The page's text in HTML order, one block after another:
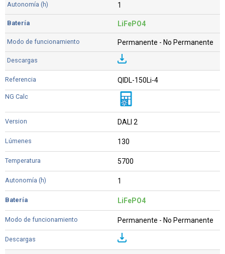
1
LiFePO4
Permanente - No Permanente
QIDL-150Li-4
DALI 2
130
5700
1
LiFePO4
Permanente - No Permanente